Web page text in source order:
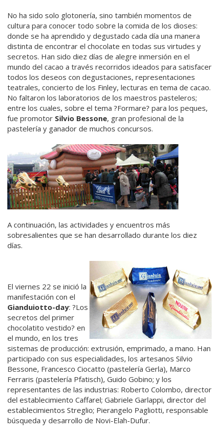
No ha sido solo glotonería, sino también momentos de
cultura para conocer todo sobre la comida de los dioses:
donde se ha aprendido y degustado cada día una manera
distinta de encontrar el chocolate en todas sus virtudes y
secretos. Han sido diez días de alegre inmersión en el
mundo del cacao a través recorridos ideados para satisfacer
todos los deseos con degustaciones, representaciones
teatrales, concierto de los Finley, lecturas en tema de cacao.
No faltaron los laboratorios de los maestros pasteleros;
entre los cuales, sobre el tema ?Formare? para los peques,
fue promotor Silvio Bessone, gran profesional de la
pastelería y ganador de muchos concursos.
A continuación, las actividades y encuentros más
sobresalientes que se han desarrollado durante los diez
días.
El viernes 22 se inició la
manifestación con el
Gianduiotto-day: ?Los
secretos del primer
chocolatito vestido? en
el mundo, en los tres
sistemas de producción: extrusión, emprimado, a mano. Han
participado con sus especialidades, los artesanos Silvio
Bessone, Francesco Ciocatto (pastelería Gerla), Marco
Ferraris (pastelería Pfatisch), Guido Gobino; y los
representantes de las industrias: Roberto Colombo, director
del establecimiento Caffarel; Gabriele Garlappi, director del
establecimientos Streglio; Pierangelo Pagliotti, responsable
búsqueda y desarrollo de Novi-Elah-Dufur.